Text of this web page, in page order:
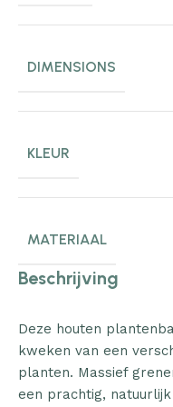
DIMENSIONS
KLEUR
MATERIAAL
Beschrijving
Deze houten
kweken van een
planten. Massief
een prachtig,